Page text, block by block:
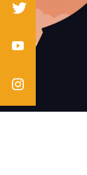
Twitter
Youtube